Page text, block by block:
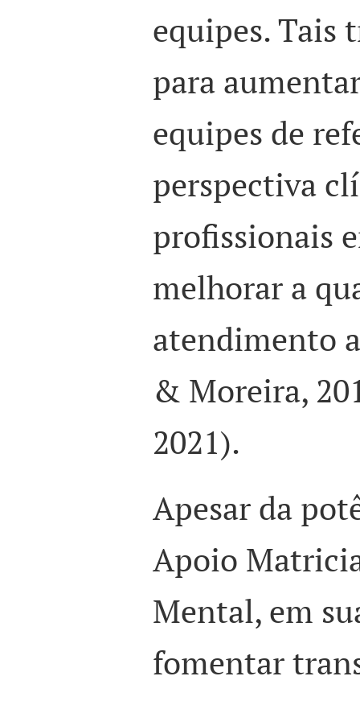
equipes. Tais
para
equipes de
perspectiva
profissionais
melhorar a
atendimento
& Moreira,
2021).
Apesar da
Apoio
Mental, em
fomentar